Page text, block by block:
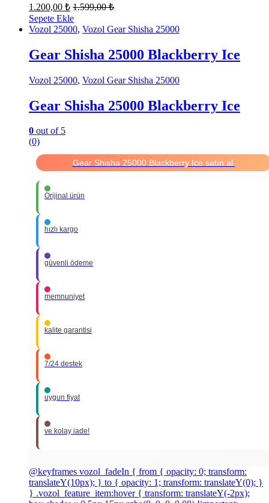
1.200,00 ₺ 1.599,00₺
Sepete Ekle
Vozol 25000, Vozol Gear Shisha 25000
Gear Shisha 25000 Blackberry Ice
Vozol 25000, Vozol Gear Shisha 25000
Gear Shisha 25000 Blackberry Ice
0 out of 5
(0)
Gear Shisha 25000 Blackberry Ice satın al.
Orijinal ürün
hızlı kargo
güvenli ödeme
memnuniyet
kalite garantisi
7/24 destek
uygun fiyat
ve kolay iade!
@keyframes vozol_fadeIn { from { opacity: 0; transform:
translateY(10px); } to { opacity: 1; transform: translateY(0); }
} .vozol_feature_item:hover { transform: translateY(-2px);